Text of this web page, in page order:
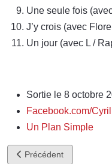
Une seule fois
J’y crois (avec
Un jour (avec L /
Sortie le 8 octobre
Facebook.com/
Un Plan Simple
Article précédent :
Précédent